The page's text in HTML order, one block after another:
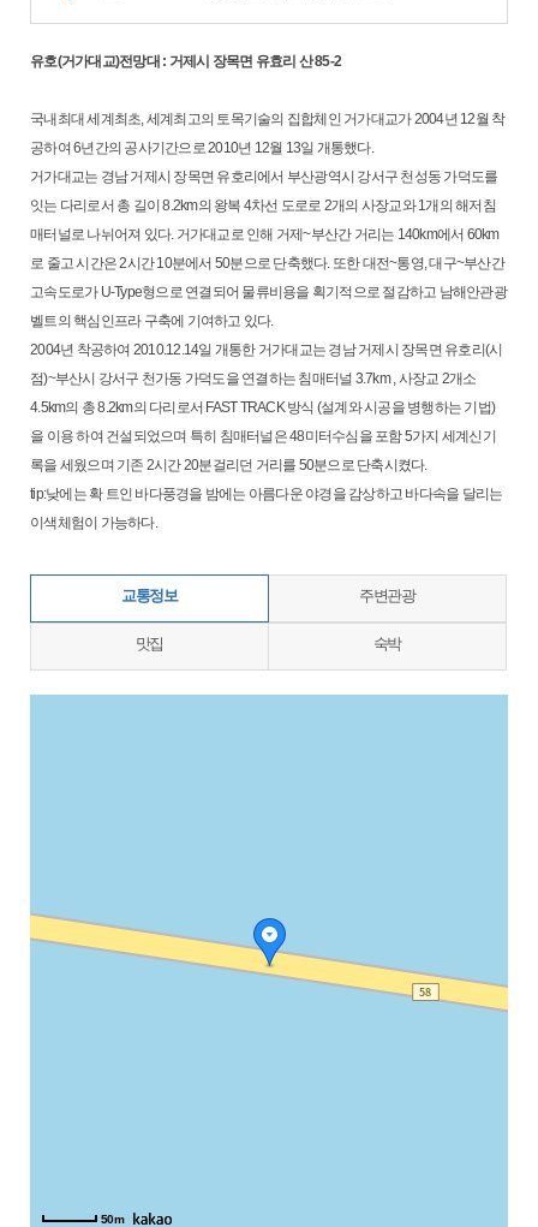
유호(거가대교)전망대 : 거제시 장목면 유효리 산 85-2
국내최대 세계최초, 세계최고의 토목기술의 집합체인 거가대교가 2004년 12월 착
공하여 6년간의 공사기간으로 2010년 12월 13일 개통했다.
거가대교는 경남 거제시 장목면 유호리에서 부산광역시 강서구 천성동 가덕도를
잇는 다리로서 총 길이 8.2km의 왕복 4차선 도로로 2개의 사장교와 1개의 해저침
매터널로 나뉘어져 있다. 거가대교로 인해 거제~부산간 거리는 140km에서 60km
로 줄고 시간은 2시간 10분에서 50분으로 단축했다. 또한 대전~통영, 대구~부산간
고속도로가 U-Type형으로 연결되어 물류비용을 획기적으로 절감하고 남해안관광
벨트의 핵심인프라 구축에 기여하고 있다.
2004년 착공하여 2010.12.14일 개통한 거가대교는 경남 거제시 장목면 유호리(시
점)~부산시 강서구 천가동 가덕도을 연결하는 침매터널 3.7km , 사장교 2개소
4.5km의 총 8.2km의 다리로서 FAST TRACK 방식 (설계와 시공을 병행하는 기법)
을 이용 하여 건설되었으며 특히 침매터널은 48미터수심을 포함 5가지 세계신기
록을 세웠으며 기존 2시간 20분걸리던 거리를 50분으로 단축시켰다.
tip:낮에는 확 트인 바다풍경을 밤에는 아름다운 야경을 감상하고 바다속을 달리는
이색체험이 가능하다.
교통정보 주변관광
맛집 숙박
50m